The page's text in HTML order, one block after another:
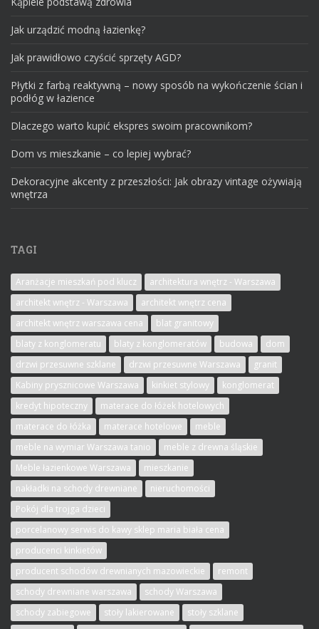
Jak urządzić modną łazienkę?
Jak prawidłowo czyścić sprzęty AGD?
Płytki z farbą reaktywną – nowy sposób na wykończenie ścian i
podłóg w łazience
Dlaczego warto kupić ekspres swoim pracownikom?
Dom vs mieszkanie – co lepiej wybrać?
Dekoracyjne akcenty z przeszłości: Jak obrazy vintage ożywiają
wnętrza
TAGI
Aranżacje mieszkań pod klucz
architektura wnętrz - Warszawa
architekt wnętrz - Warszawa
architekt wnętrz cena
architekt wnętrz warszawa cena
blat granitowy
blaty z konglomeratu
blaty z konglomeratów budowa
dom
drzwi przesuwne szklane
drzwi przesuwne Warszawa
granit
Kabiny prysznicowe Warszawa
kinkiet stylowy
konglomerat
kredyt hipoteczny
materace do łóżek hotelowych
materace do łóżka
materace hotelowe
meble
meble na wymiar Warszawa tanio
meble z drewna śląskie
Meble łazienkowe Warszawa
mieszkanie
nakładki na schody drewniane
nieruchomości
Pokój dla trojga dzieci
porcelanowy serwis do kawy sklep maria biała cena
producenci kinkietów
producent schodów drewnianych mazowieckie
remont
schody drewniane warszawa
schody Warszawa
schody zabiegowe
stoły lakierowane
stoły szklane